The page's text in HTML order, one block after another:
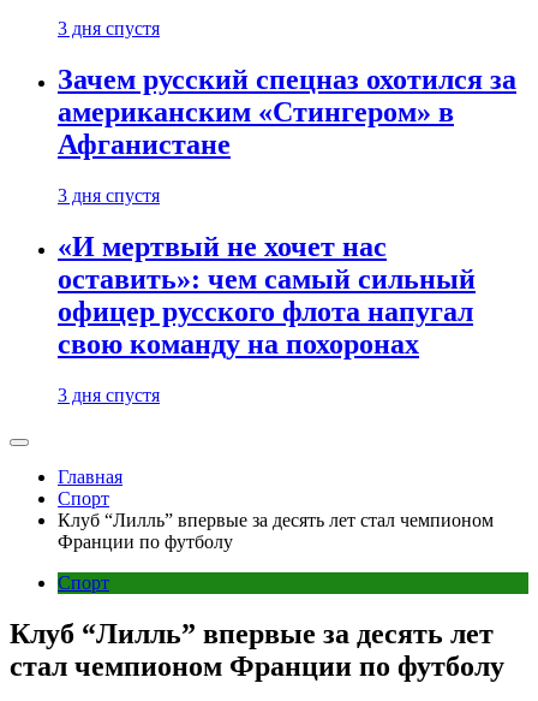
3 дня спустя
Зачем русский спецназ охотился за
американским «Стингером» в
Афганистане
3 дня спустя
«И мертвый не хочет нас
оставить»: чем самый сильный
офицер русского флота напугал
свою команду на похоронах
3 дня спустя
Главная
Спорт
Клуб “Лилль” впервые за десять лет стал чемпионом
Франции по футболу
Спорт
Клуб “Лилль” впервые за десять лет
стал чемпионом Франции по футболу